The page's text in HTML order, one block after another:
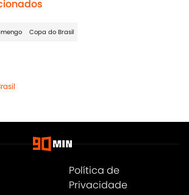
Copa do Brasil
Política de
Privacidade